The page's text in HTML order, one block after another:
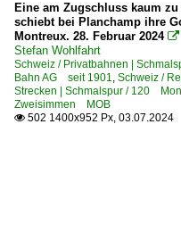
Eine am Zugschluss kaum zu
schiebt bei Planchamp ihre
Montreux. 28. Februar 2024 
Stefan Wohlfahrt
Schweiz / Privatbahnen |
Bahn AG seit 1901, Schweiz /
Strecken | Schmalspur / 120
Zweisimmen MOB
 502 1400x952 Px, 03.07.2024